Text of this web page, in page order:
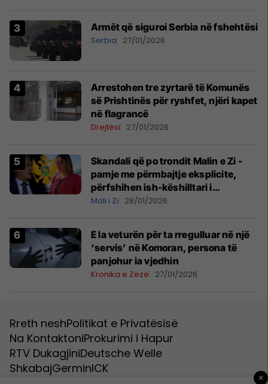
Armët që siguroi Serbia në fshehtësi
Serbia 27/01/2026
Arrestohen tre zyrtarë të Komunës
së Prishtinës për ryshfet, njëri kapet
në flagrancë
Drejtësi 27/01/2026
Skandali që po trondit Malin e Zi -
pamje me përmbajtje eksplicite,
përfshihen ish-këshilltari i
presidentit dhe sekretarja
Mali i Zi 28/01/2026
E la veturën për ta rregulluar në një
‘servis’ në Komoran, persona të
panjohur ia vjedhin
Kronika e Zezë 27/01/2026
Rreth neshPolitikat e Privatësisë
Na KontaktoniProkurimi i Hapur
RTV DukagjiniDeutsche Welle
ShkabajGerminICK
×